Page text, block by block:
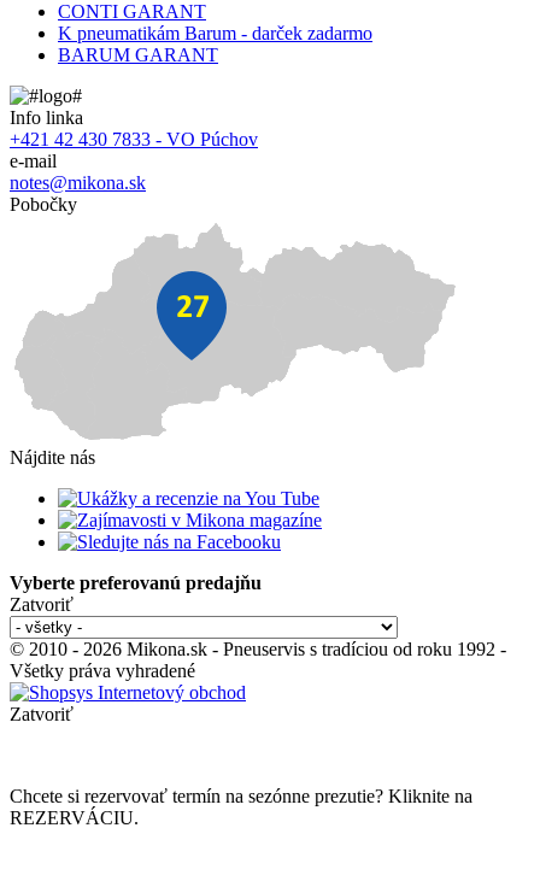
CONTI GARANT
K pneumatikám Barum - darček zadarmo
BARUM GARANT
Info linka
+421 42 430 7833 - VO Púchov
e-mail
notes@mikona.sk
Pobočky
Nájdite nás
Vyberte preferovanú predajňu
Zatvoriť
© 2010 - 2026 Mikona.sk - Pneuservis s tradíciou od roku 1992 -
Všetky práva vyhradené
Zatvoriť
Chcete si rezervovať termín na sezónne prezutie? Kliknite na
REZERVÁCIU.